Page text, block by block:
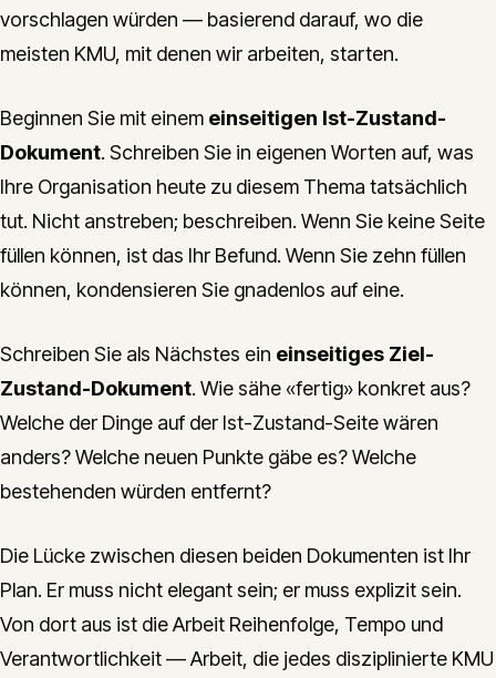
vorschlagen würden — basierend darauf, wo die
meisten KMU, mit denen wir arbeiten, starten.
Beginnen Sie mit einem einseitigen Ist-Zustand-
Dokument. Schreiben Sie in eigenen Worten auf, was
Ihre Organisation heute zu diesem Thema tatsächlich
tut. Nicht anstreben; beschreiben. Wenn Sie keine Seite
füllen können, ist das Ihr Befund. Wenn Sie zehn füllen
können, kondensieren Sie gnadenlos auf eine.
Schreiben Sie als Nächstes ein einseitiges Ziel-
Zustand-Dokument. Wie sähe «fertig» konkret aus?
Welche der Dinge auf der Ist-Zustand-Seite wären
anders? Welche neuen Punkte gäbe es? Welche
bestehenden würden entfernt?
Die Lücke zwischen diesen beiden Dokumenten ist Ihr
Plan. Er muss nicht elegant sein; er muss explizit sein.
Von dort aus ist die Arbeit Reihenfolge, Tempo und
Verantwortlichkeit — Arbeit, die jedes disziplinierte KMU